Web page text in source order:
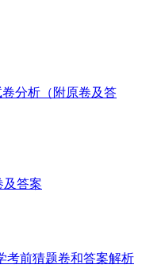
分析（附原卷及答
及答案
考前猜题卷和答案解析